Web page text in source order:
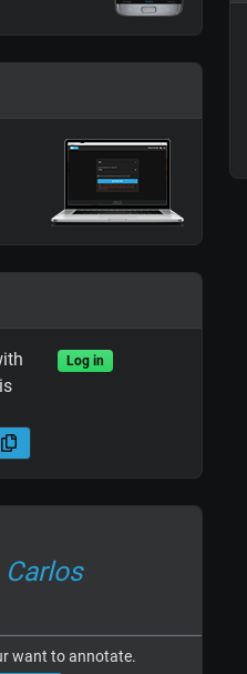
Log in
want to annotate.